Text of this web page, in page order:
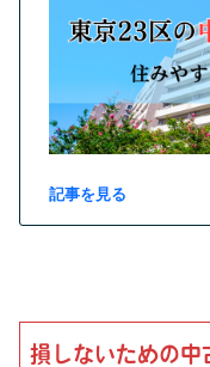
記事を見る
損しないための中